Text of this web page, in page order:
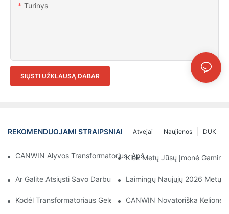
Turinys
SIŲSTI UŽKLAUSĄ DABAR
REKOMENDUOJAMI STRAIPSNIAI DUK
Naujienos
Atvejai
CANWIN Alyvos Transformatorius, Apšviečiantis Ateitį Ir
Kiek Metų Jūsų Įmonė
Ar Galite Atsiųsti Savo Darbuotojus, Kad Jie Mums Sumontuotų
Laimingų Naujųjų 2026 Metų!
Kodėl Transformatoriaus Geležinė Šerdis Turėtų Būti Įžeminta?
CANWIN Novatoriška Kelionė